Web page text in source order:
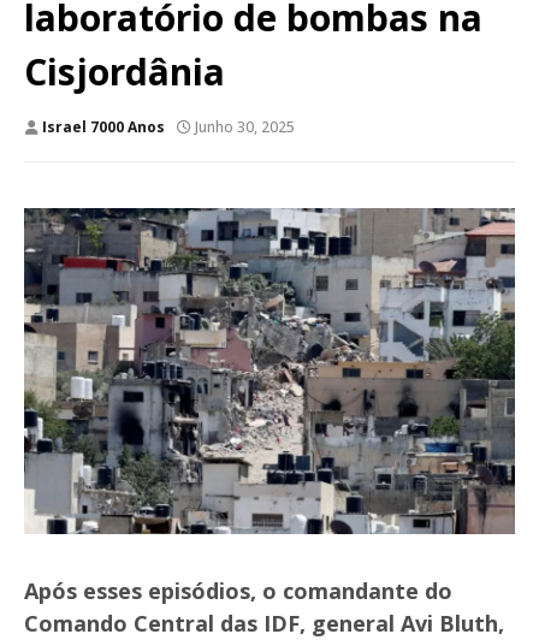
laboratório de bombas na
Cisjordânia
Israel 7000 Anos Junho 30, 2025
Após esses episódios, o comandante do
Comando Central das IDF, general Avi Bluth,